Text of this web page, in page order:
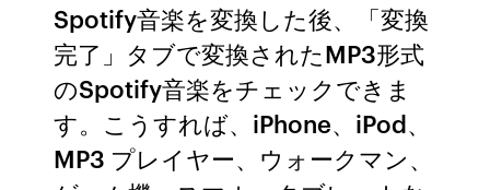
Spotify音楽を変換した後、「変換
完了」タブで変換されたMP3形式
のSpotify音楽をチェックできま
す。こうすれば、iPhone、iPod、
MP3 プレイヤー、ウォークマン、